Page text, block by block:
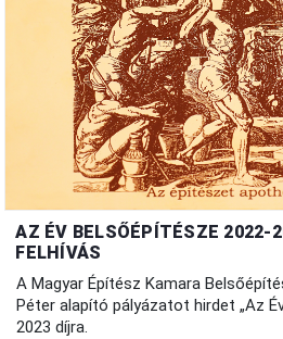
AZ ÉV BELSŐÉPÍTÉSZE 2022-
FELHÍVÁS
A Magyar Építész Kamara
Péter alapító pályázatot hirdet „Az
2023 díjra.